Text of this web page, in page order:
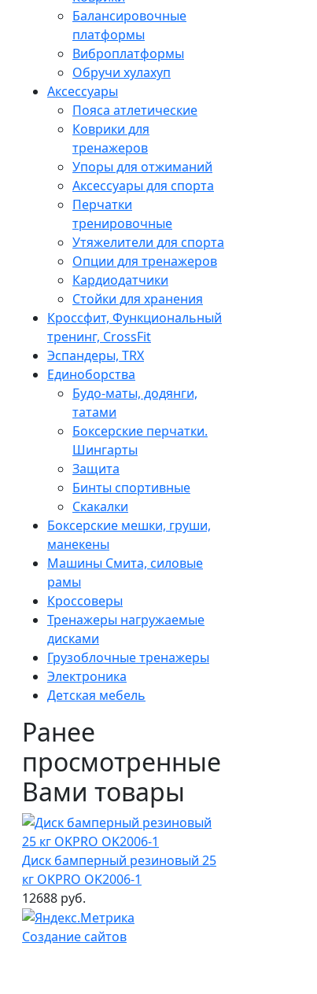
Балансировочные
платформы
Виброплатформы
Обручи хулахуп
Аксессуары
Пояса атлетические
Коврики для
тренажеров
Упоры для отжиманий
Аксессуары для спорта
Перчатки
тренировочные
Утяжелители для спорта
Опции для тренажеров
Кардиодатчики
Стойки для хранения
Кроссфит, Функциональный
тренинг, CrossFit
Эспандеры, TRX
Единоборства
Будо-маты, додянги,
татами
Боксерские перчатки.
Шингарты
Защита
Бинты спортивные
Скакалки
Боксерские мешки, груши,
манекены
Машины Смита, силовые
рамы
Кроссоверы
Тренажеры нагружаемые
дисками
Грузоблочные тренажеры
Электроника
Детская мебель
Ранее
просмотренные
Вами товары
Диск бамперный резиновый 25
кг OKPRO OK2006-1
12688 руб.
Создание сайтов